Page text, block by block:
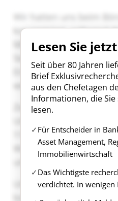
Lesen Sie
Seit über 80 Jahren
Brief
aus den Chefetagen
Informationen, die
lesen.
Für Entscheider in
Asset Management,
Immobilienwirtschaft
Das Wichtigste
verdichtet. In